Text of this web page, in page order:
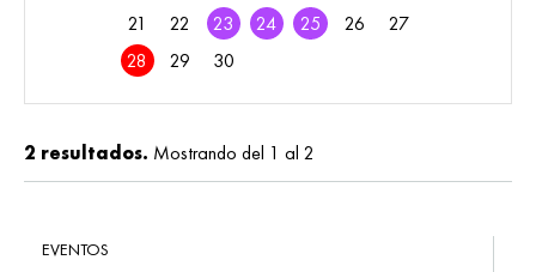
21
22 23 24 25 26
27
28
29 30
2 resultados. Mostrando del 1 al 2
EVENTOS